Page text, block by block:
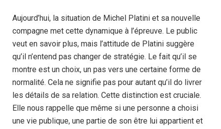
Aujourd’hui, la situation de Michel Platini et sa nouvelle
compagne met cette dynamique à l’épreuve. Le public
veut en savoir plus, mais l’attitude de Platini suggère
qu’il n’entend pas changer de stratégie. Le fait qu’il se
montre est un choix, un pas vers une certaine forme de
normalité. Cela ne signifie pas pour autant qu’il do livrer
les détails de sa relation. Cette distinction est cruciale.
Elle nous rappelle que même si une personne a choisi
une vie publique, une partie de son être lui appartient et